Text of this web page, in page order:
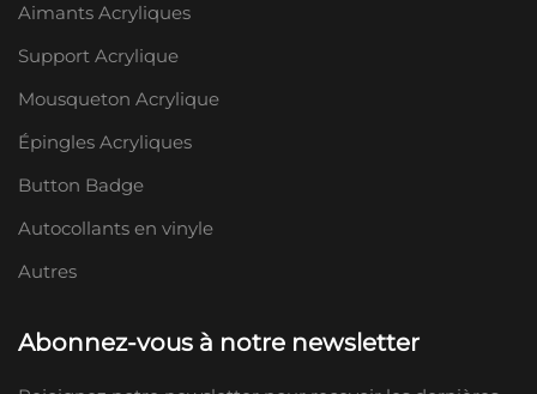
Aimants Acryliques
Support Acrylique
Mousqueton Acrylique
Épingles Acryliques
Button Badge
Autocollants en vinyle
Autres
Abonnez-vous à notre newsletter